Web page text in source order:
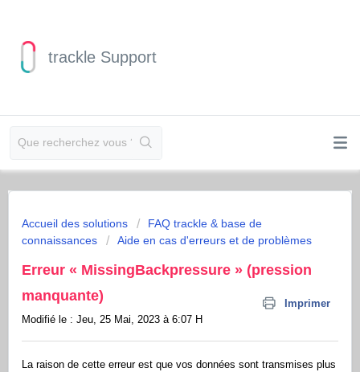
trackle Support
Accueil des solutions
FAQ trackle & base de
connaissances
Aide en cas d'erreurs et de problèmes
Erreur « MissingBackpressure » (pression
manquante)
Imprimer
Modifié le : Jeu, 25 Mai, 2023 à 6:07 H
La raison de cette erreur est que vos données sont transmises plus